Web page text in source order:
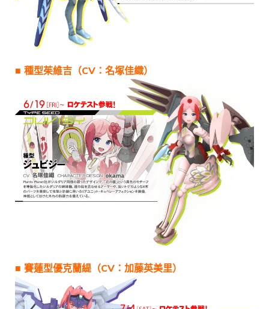
■ 種型茱維吉（CV：名塚佳織）
■ 賽蓮型優克蘭緹（CV：加藤英美里）